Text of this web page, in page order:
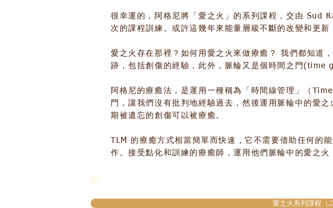
很幸運的，阿格尼將「愛之火」的系列課程，交由 Sud
次的課程訓練。或許這幾年來能量層級不斷的改變和更
愛之火存在那裡？如何用愛之火來做療癒？ 我們都知道
跡，包括創傷的經驗，此外，脈輪又是個時間之門(time
阿格尼的療癒法，是運用一種稱為「時間線管理」（
門，讓我們沒有批判地經驗過去，然後運用脈輪中的愛
期被遺忘的創傷可以被療癒。
TLM 的療癒方式相當簡單而快速，它不需要借助任何的
作。接受點化和訓練的療癒師，運用他們脈輪中的愛之
愛之火系列課程（